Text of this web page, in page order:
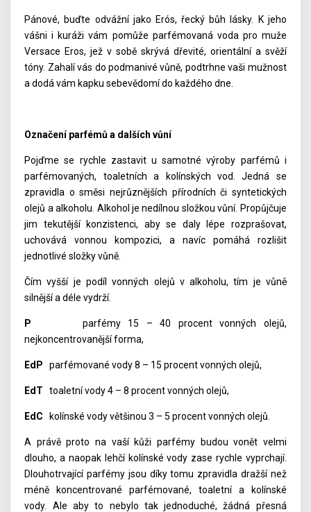
Pánové, buďte odvážní jako Erós, řecký bůh lásky. K jeho
vášni i kuráži vám pomůže parfémovaná voda pro muže
Versace Eros, jež v sobě skrývá dřevité, orientální a svěží
tóny. Zahalí vás do podmanivé vůně, podtrhne vaši mužnost
a dodá vám kapku sebevědomí do každého dne.
Označení parfémů a dalších vůní
Pojďme se rychle zastavit u samotné výroby parfémů i
parfémovaných, toaletních a kolínských vod. Jedná se
zpravidla o směsi nejrůznějších přírodních či syntetických
olejů a alkoholu. Alkohol je nedílnou složkou vůní. Propůjčuje
jim tekutější konzistenci, aby se daly lépe rozprašovat,
uchovává vonnou kompozici, a navíc pomáhá rozlišit
jednotlivé složky vůně.
Čím vyšší je podíl vonných olejů v alkoholu, tím je vůně
silnější a déle vydrží.
P
parfémy 15 – 40 procent vonných olejů,
nejkoncentrovanější forma,
EdP parfémované vody 8 – 15 procent vonných olejů,
EdT toaletní vody 4 – 8 procent vonných olejů,
EdC kolínské vody většinou 3 – 5 procent vonných olejů.
A právě proto na vaší kůži parfémy budou vonět velmi
dlouho, a naopak lehčí kolínské vody zase rychle vyprchají.
Dlouhotrvající parfémy jsou díky tomu zpravidla dražší než
méně koncentrované parfémované, toaletní a kolínské
vody. Ale aby to nebylo tak jednoduché, žádná přesná